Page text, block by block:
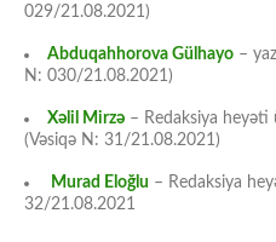
029/21.08.2021)
Abduqahhorova Gülhayo –
N: 030/21.08.2021)
Xəlil Mirzə – Redaksiya heyəti
(Vəsiqə N: 31/21.08.2021)
Murad Eloğlu – Redaksiya
32/21.08.2021